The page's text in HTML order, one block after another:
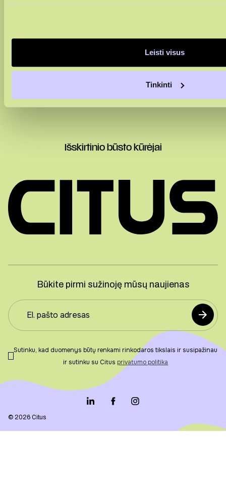
Leisti visus
Tinkinti
Išskirtinio būsto kūrėjai
Būkite pirmi sužinoję mūsų naujienas
Sutinku, kad duomenys būtų renkami rinkodaros tikslais ir susipažinau
ir sutinku su Citus privatumo politika
© 2026 Citus